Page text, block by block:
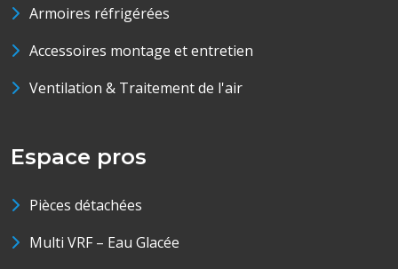
Armoires réfrigérées
Accessoires montage et entretien
Ventilation & Traitement de l'air
Espace pros
Pièces détachées
Multi VRF – Eau Glacée